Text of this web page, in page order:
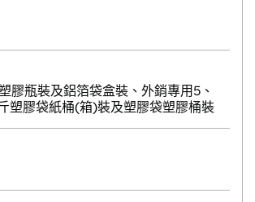
膠瓶裝及鋁箔袋盒裝、外銷專用5、
塑膠袋紙桶(箱)裝及塑膠袋塑膠桶裝